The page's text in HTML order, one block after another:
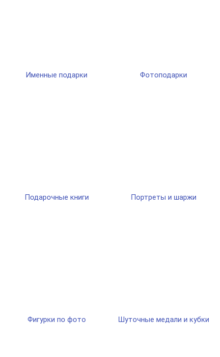
Именные подарки Фотоподарки
Подарочные книги Портреты и шаржи
Фигурки по фото Шуточные медали и кубки